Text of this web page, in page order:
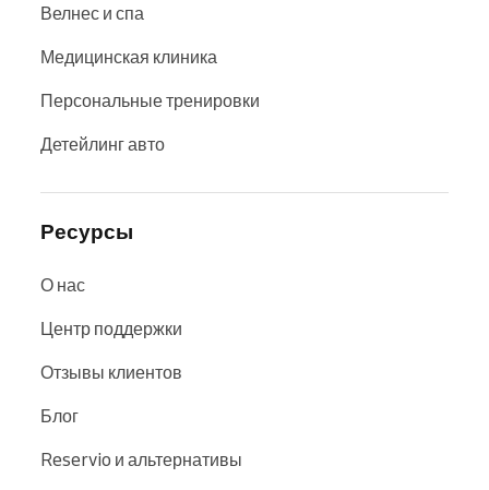
Велнес и спа
Медицинская клиника
Персональные тренировки
Детейлинг авто
Ресурсы
О нас
Центр поддержки
Отзывы клиентов
Блог
Reservio и альтернативы